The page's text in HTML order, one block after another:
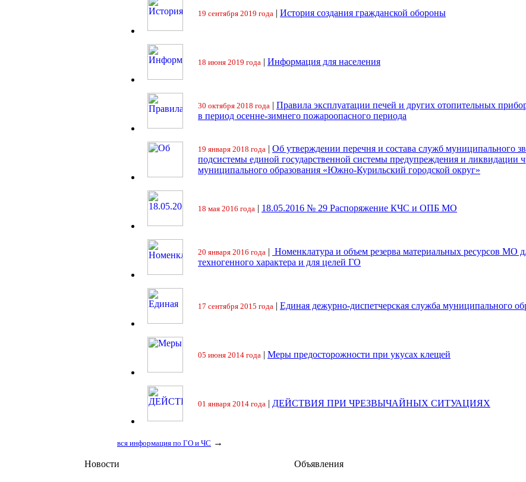
19 сентября 2019 года | История создания гражданской обороны
18 июня 2019 года | Информация для населения
30 октября 2018 года | Правила эксплуатации печей и других отопительных
в период осенне-зимнего пожароопасного периода
19 января 2018 года | Об утверждении перечня и состава служб муниципального
подсистемы единой государственной системы предупреждения и ликвидации
муниципального образования «Южно-Курильский городской округ»
18 мая 2016 года | 18.05.2016 № 29 Распоряжение КЧС и ОПБ МО
20 января 2016 года | Номенклатура и объем резерва материальных ресурсов МО
техногенного характера и для целей ГО
17 сентября 2015 года | Единая дежурно-диспетчерская служба муниципального
05 июня 2014 года | Меры предосторожности при укусах клещей
01 января 2014 года | ДЕЙСТВИЯ ПРИ ЧРЕЗВЫЧАЙНЫХ СИТУАЦИЯХ
вся информация по ГО и ЧС →
Новости Объявления